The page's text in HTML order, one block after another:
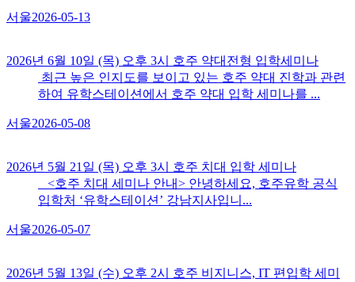
서울2026-05-13
2026년 6월 10일 (목) 오후 3시 호주 약대전형 입학세미나
최근 높은 인지도를 보이고 있는 호주 약대 진학과 관련
하여 유학스테이션에서 호주 약대 입학 세미나를 ...
서울2026-05-08
2026년 5월 21일 (목) 오후 3시 호주 치대 입학 세미나
<호주 치대 세미나 안내> 안녕하세요, 호주유학 공식
입학처 ‘유학스테이션’ 강남지사입니...
서울2026-05-07
2026년 5월 13일 (수) 오후 2시 호주 비지니스, IT 편입학 세미